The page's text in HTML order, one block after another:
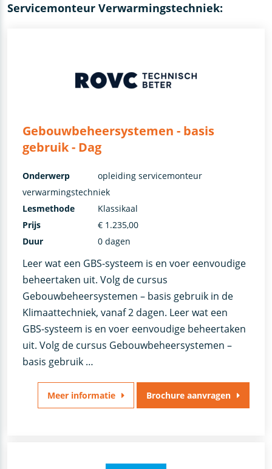
Servicemonteur Verwarmingstechniek:
Gebouwbeheersystemen - basis
gebruik - Dag
Leer wat een GBS-systeem is en voer eenvoudige
beheertaken uit. Volg de cursus
Gebouwbeheersystemen – basis gebruik in de
Klimaattechniek, vanaf 2 dagen. Leer wat een
GBS-systeem is en voer eenvoudige beheertaken
uit. Volg de cursus Gebouwbeheersystemen –
basis gebruik …
Onderwerp
opleiding servicemonteur
verwarmingstechniek
Lesmethode
Klassikaal
Prijs
€ 1.235,00
Duur
0 dagen
Meer informatie Brochure aanvragen